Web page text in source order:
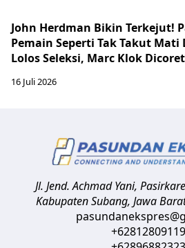
John Herdman Bikin Terkejut!
Pemain Seperti Tak Takut Mati
Lolos Seleksi, Marc Klok
16 Juli 2026
Jl. Jend. Achmad Yani,
Kabupaten Subang, Jawa